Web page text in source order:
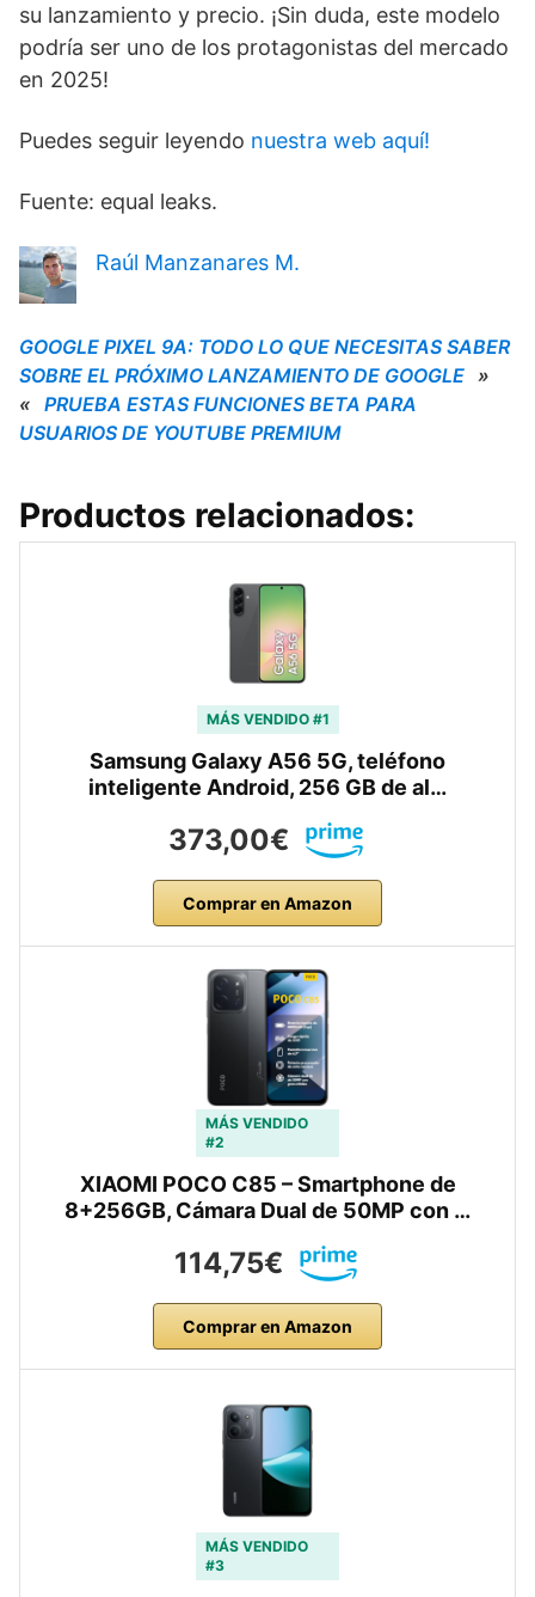
su lanzamiento y precio. ¡Sin duda, este modelo
podría ser uno de los protagonistas del mercado
en 2025!
Puedes seguir leyendo nuestra web aquí!
Fuente: equal leaks.
Raúl Manzanares M.
GOOGLE PIXEL 9A: TODO LO QUE NECESITAS SABER
SOBRE EL PRÓXIMO LANZAMIENTO DE GOOGLE »
« PRUEBA ESTAS FUNCIONES BETA PARA
USUARIOS DE YOUTUBE PREMIUM
Productos relacionados:
MÁS VENDIDO #1
Samsung Galaxy A56 5G, teléfono
inteligente Android, 256 GB de al…
373,00€
Comprar en Amazon
MÁS VENDIDO
#2
XIAOMI POCO C85 – Smartphone de
8+256GB, Cámara Dual de 50MP con …
114,75€
Comprar en Amazon
MÁS VENDIDO
#3